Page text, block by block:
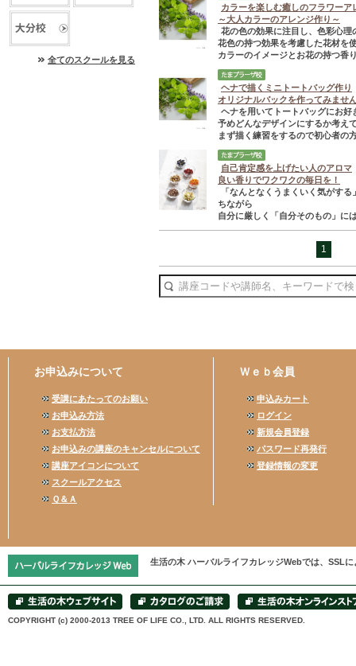
全てのスクールを見る
カラーを楽しむ癒しのフラワーア
～大人カラーのアレンジ作り～
花の色の効果に注目し、色彩心
花色の持つ効果を考慮した花材を
カラーのイメージとお花の持つ香
ヘナで描くミニトートバッグ作り
オリジナルバックを作ってみませ
ヘナを用いてトートバッグにお
予めどんなデザインにするか考え
まず描く練習をするので初心者の
自己肯定感を上げたい人のアロマ
良い香りでワクワクの毎日を！
「なんとなくうまくいく気がす
ちながら
自分に厳しく「自分そのもの」に
1
お申込みについて
受講にあたってのお願い
お申込み方法
お支払方法
お申込みの講座のキャンセルについて
講座アイコンについて
スクールアクセス
Ｑ＆Ａ
Ｗｅｂ会員
申込みカート
ログイン
新規会員登録
パスワード再発行
登録情報の変更
生活の木 ハーバルライフカレッジWebでは、SSL
COPYRIGHT (c) 2000-2013 TREE OF LIFE CO., LTD. ALL RIGHTS RESERVED.